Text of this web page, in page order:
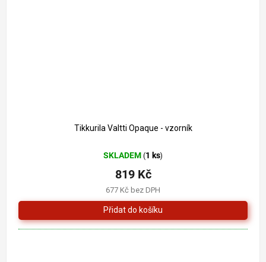
Tikkurila Valtti Opaque - vzorník
SKLADEM (1 ks)
677 Kč bez DPH
819 Kč